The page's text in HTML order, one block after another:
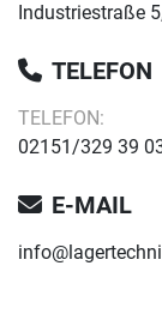
Industriestraße
TELEFON
TELEFON:
02151/329 39
E-MAIL